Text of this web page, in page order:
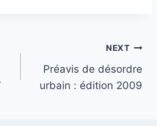
NEXT
Préavis de désordre
urbain : édition 2009